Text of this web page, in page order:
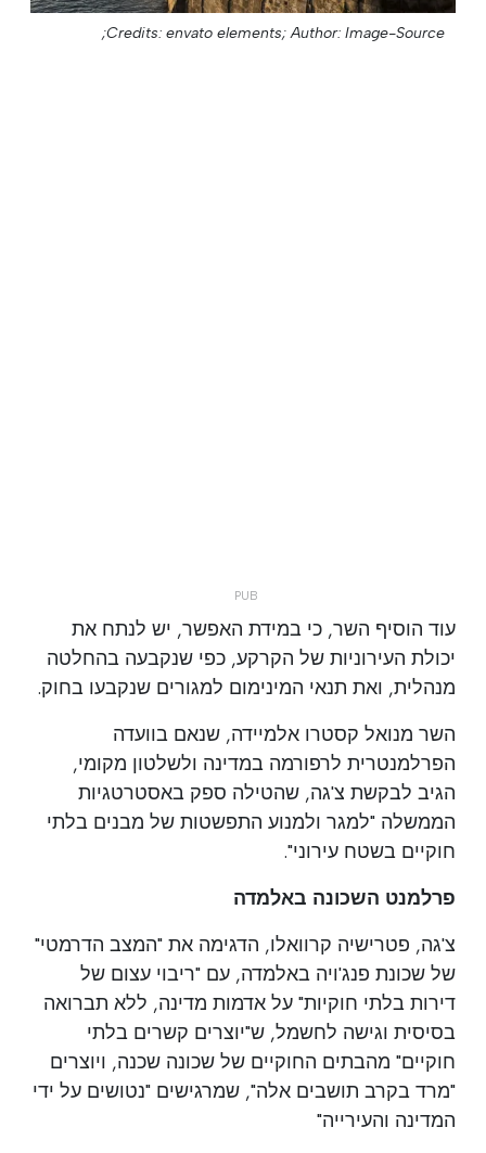
Credits: envato elements; Author: Image-Source;
עוד הוסיף השר, כי במידת האפשר, יש לנתח את
יכולת העירוניות של הקרקע, כפי שנקבעה בהחלטה
מנהלית, ואת תנאי המינימום למגורים שנקבעו בחוק.
השר מנואל קסטרו אלמיידה, שנאם בוועדה
הפרלמנטרית לרפורמה במדינה ולשלטון מקומי,
הגיב לבקשת צ'גה, שהטילה ספק באסטרטגיות
הממשלה "למגר ולמנוע התפשטות של מבנים בלתי
חוקיים בשטח עירוני".
פרלמנט השכונה באלמדה
צ'גה, פטרישיה קרוואלו, הדגימה את "המצב הדרמטי"
של שכונת פנג'ויה באלמדה, עם "ריבוי עצום של
דירות בלתי חוקיות" על אדמות מדינה, ללא תברואה
בסיסית וגישה לחשמל, ש"יוצרים קשרים בלתי
חוקיים" מהבתים החוקיים של שכונה שכנה, ויוצרים
"מרד בקרב תושבים אלה", שמרגישים "נטושים על ידי
המדינה והעירייה"